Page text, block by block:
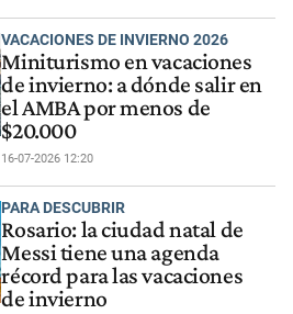
VACACIONES DE INVIERNO 2026
Miniturismo en vacaciones
de invierno: a dónde salir en
el AMBA por menos de
$20.000
16-07-2026 12:20
PARA DESCUBRIR
Rosario: la ciudad natal de
Messi tiene una agenda
récord para las vacaciones
de invierno